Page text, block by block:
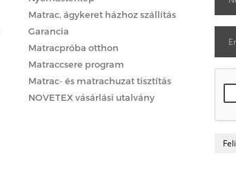
Matrac, ágykeret házhoz szállítás
Garancia
Matracpróba otthon
Matraccsere program
Matrac- és matrachuzat tisztítás
NOVETEX vásárlási utalvány